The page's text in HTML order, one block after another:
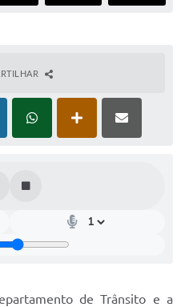
de Trânsito e a